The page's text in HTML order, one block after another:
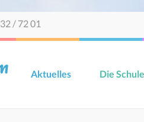
/ 72 01
Aktuelles Die Schule